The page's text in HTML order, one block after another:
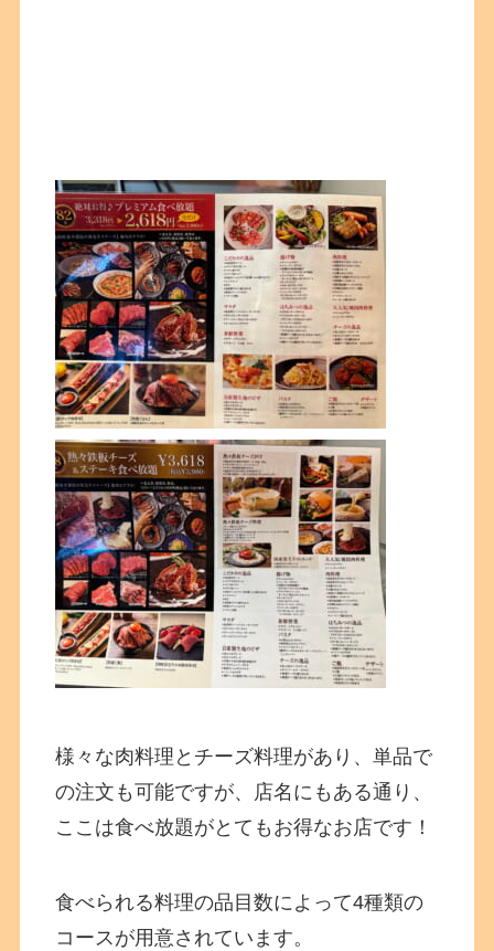
様々な肉料理とチーズ料理があり、単品で
の注文も可能ですが、店名にもある通り、
ここは食べ放題がとてもお得なお店です！
食べられる料理の品目数によって4種類の
コースが用意されています。